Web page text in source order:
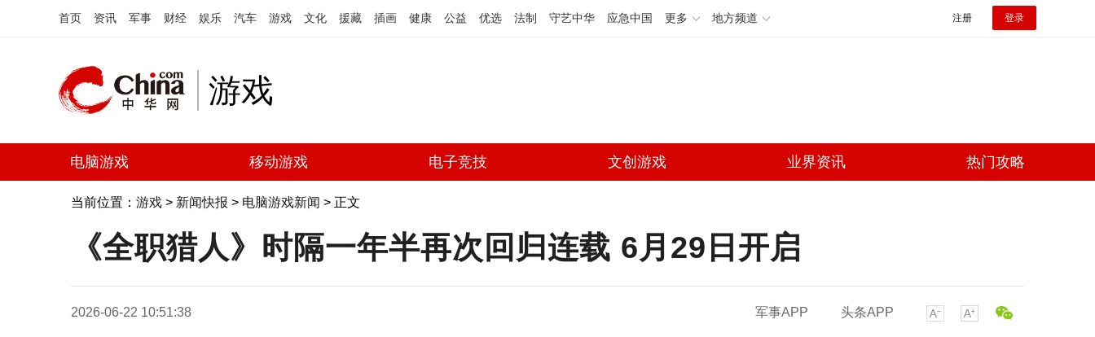
首页 资讯 军事 财经 娱乐 汽车 游戏 文化 援藏 插画 健康 公益 优选 法制 守艺中华 应急中国 更多 地方频道 注册 登录
游戏
电脑游戏 移动游戏 电子竞技 文创游戏 业界资讯 热门攻略
当前位置： 游戏 > 新闻快报 > 电脑游戏新闻 > 正文
《全职猎人》时隔一年半再次回归连载 6月29日开启
2026-06-22 10:51:38 军事APP 头条APP